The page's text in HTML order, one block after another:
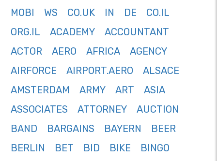
MOBI
WS CO.UK IN DE
CO.IL
ORG.IL
ACADEMY
ACCOUNTANT
ACTOR
AERO AFRICA
AGENCY
AIRFORCE
AIRPORT.AERO
ALSACE
AMSTERDAM
ARMY ART
ASIA
ASSOCIATES
ATTORNEY
AUCTION
BAND
BARGAINS BAYERN
BEER
BERLIN
BET BID BIKE
BINGO